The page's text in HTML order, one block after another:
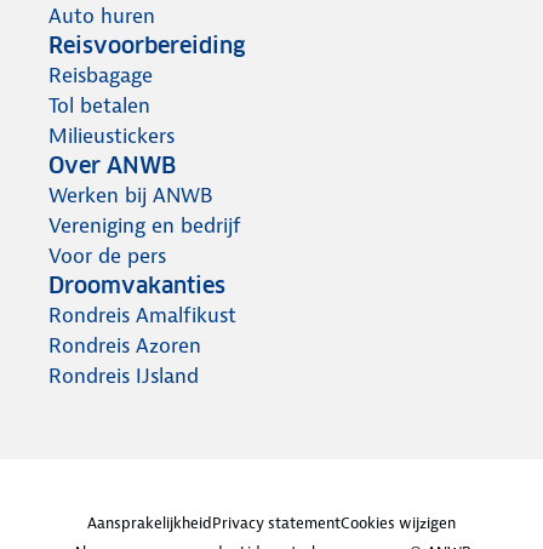
Auto huren
Reisvoorbereiding
Reisbagage
Tol betalen
Milieustickers
Over ANWB
Werken bij ANWB
Vereniging en bedrijf
Voor de pers
Droomvakanties
Rondreis Amalfikust
Rondreis Azoren
Rondreis IJsland
AansprakelijkheidPrivacy statementCookies wijzigen